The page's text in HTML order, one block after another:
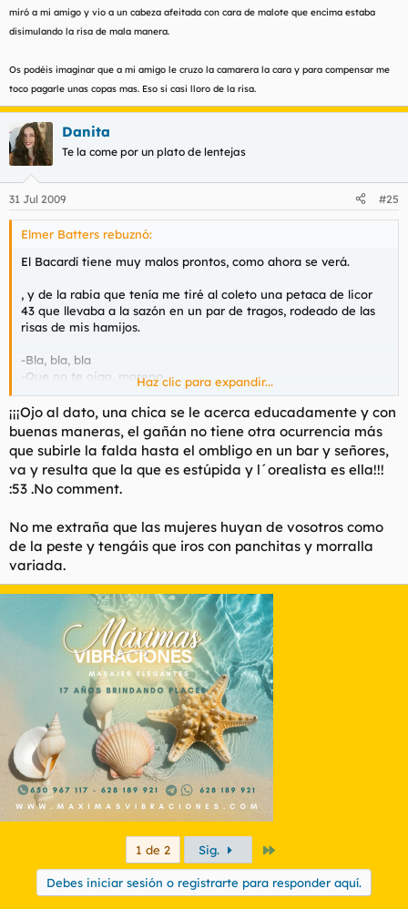
miró a mi amigo y vio a un cabeza afeitada con cara de malote que encima estaba
disimulando la risa de mala manera.
Os podéis imaginar que a mi amigo le cruzo la camarera la cara y para compensar me
toco pagarle unas copas mas. Eso si casi lloro de la risa.
Danita
Te la come por un plato de lentejas
31 Jul 2009 #25
Elmer Batters rebuznó:
El Bacardí tiene muy malos prontos, como ahora se verá.
, y de la rabia que tenía me tiré al coleto una petaca de licor
43 que llevaba a la sazón en un par de tragos, rodeado de las
risas de mis hamijos.
-Bla, bla, bla
-Que no te oigo, morena.
-Que yo a tí te conozco, que vives por tal sitio y que te veo
muchas veces. Y que siempre me has llamao la atención.
-Qué bien.
-¿Qué me miras tanto las piernas? Me parece que estás muy
desesperadito, querido.
Le pregunté si eran medias o eran pantys, y sin darle tiempo a
contestar le subí la falda hasta el ombiligo para comprobarlo
poperos e indies que por allí se encontraban.
-subnormal.
-que te dén.
La muchacha desapareció, y yo, que ya veía doble, pedí que
me llevaran a casa, no sin antes gomitar en una callejuela.
Por esas casualidades de la vida, seguimos nuestro romance
vía msn, unas semanas después.
Estúpida y lorealista como pocas he encontrado, a las tres
sesiones la borré de mis contactos. Las apariencias engañan,
no cabe duda. Me la cruzo por la calle de vez en cuando. Ella
baja la cabeza y yo miro para otro lado.
Haz clic para expandir...
¡¡¡Ojo al dato, una chica se le acerca educadamente y con
buenas maneras, el gañán no tiene otra ocurrencia más
que subirle la falda hasta el ombligo en un bar y señores,
va y resulta que la que es estúpida y l´orealista es ella!!!
:53 .No comment.
No me extraña que las mujeres huyan de vosotros como
de la peste y tengáis que iros con panchitas y morralla
variada.
1 de 2 Sig.
Debes iniciar sesión o registrarte para responder aquí.